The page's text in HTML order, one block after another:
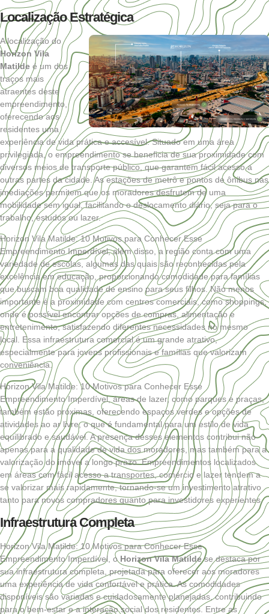
Localização Estratégica
A localização do
Horizon Vila
Matilde é um dos
traços mais
atraentes deste
empreendimento,
oferecendo aos
residentes uma
experiência de vida prática e accesível. Situado em uma área
privilegiada, o empreendimento se beneficia de sua proximidade com
diversos meios de transporte público, que garantem fácil acesso a
outras partes da cidade. As estações de metrô e pontos de ônibus nas
imediações permitem que os moradores desfrutem de uma
mobilidade sem igual, facilitando o deslocamento diário, seja para o
trabalho, estudos ou lazer.
Horizon Vila Matilde: 10 Motivos para Conhecer Esse
Empreendimento Imperdível, além disso, a região conta com uma
variedade de escolas, algumas das quais são reconhecidas pela
excelência em educação, proporcionando comodidade para famílias
que buscam boa qualidade de ensino para seus filhos. Não menos
importante é a proximidade com centros comerciais, como shoppings,
onde é possível encontrar opções de compras, alimentação e
entretenimento, satisfazendo diferentes necessidades no mesmo
local. Essa infraestrutura comercial é um grande atrativo,
especialmente para jovens profissionais e famílias que valorizam
conveniência.
Horizon Vila Matilde: 10 Motivos para Conhecer Esse
Empreendimento Imperdível, áreas de lazer, como parques e praças,
também estão próximas, oferecendo espaços verdes e opções de
atividades ao ar livre, o que é fundamental para um estilo de vida
equilibrado e saudável. A presença desses elementos contribui não
apenas para a qualidade de vida dos moradores, mas também para a
valorização do imóvel a longo prazo. Empreendimentos localizados
em áreas com fácil acesso a transportes, comércio e lazer tendem a
se valorizar mais rapidamente, tornando-se um investimento atrativo
tanto para novos compradores quanto para investidores experientes.
Infraestrutura Completa
Horizon Vila Matilde: 10 Motivos para Conhecer Esse
Empreendimento Imperdível, o Horizon Vila Matildese destaca por
sua infraestrutura completa, projetada para oferecer aos moradores
uma experiência de vida confortável e prática. As comodidades
disponíveis são variadas e cuidadosamente planejadas, contribuindo
para o bem-estar e a interação social dos residentes. Entre as